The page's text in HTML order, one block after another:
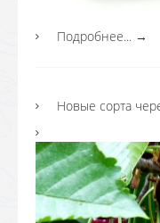
Подробнее... →
Новые сорта